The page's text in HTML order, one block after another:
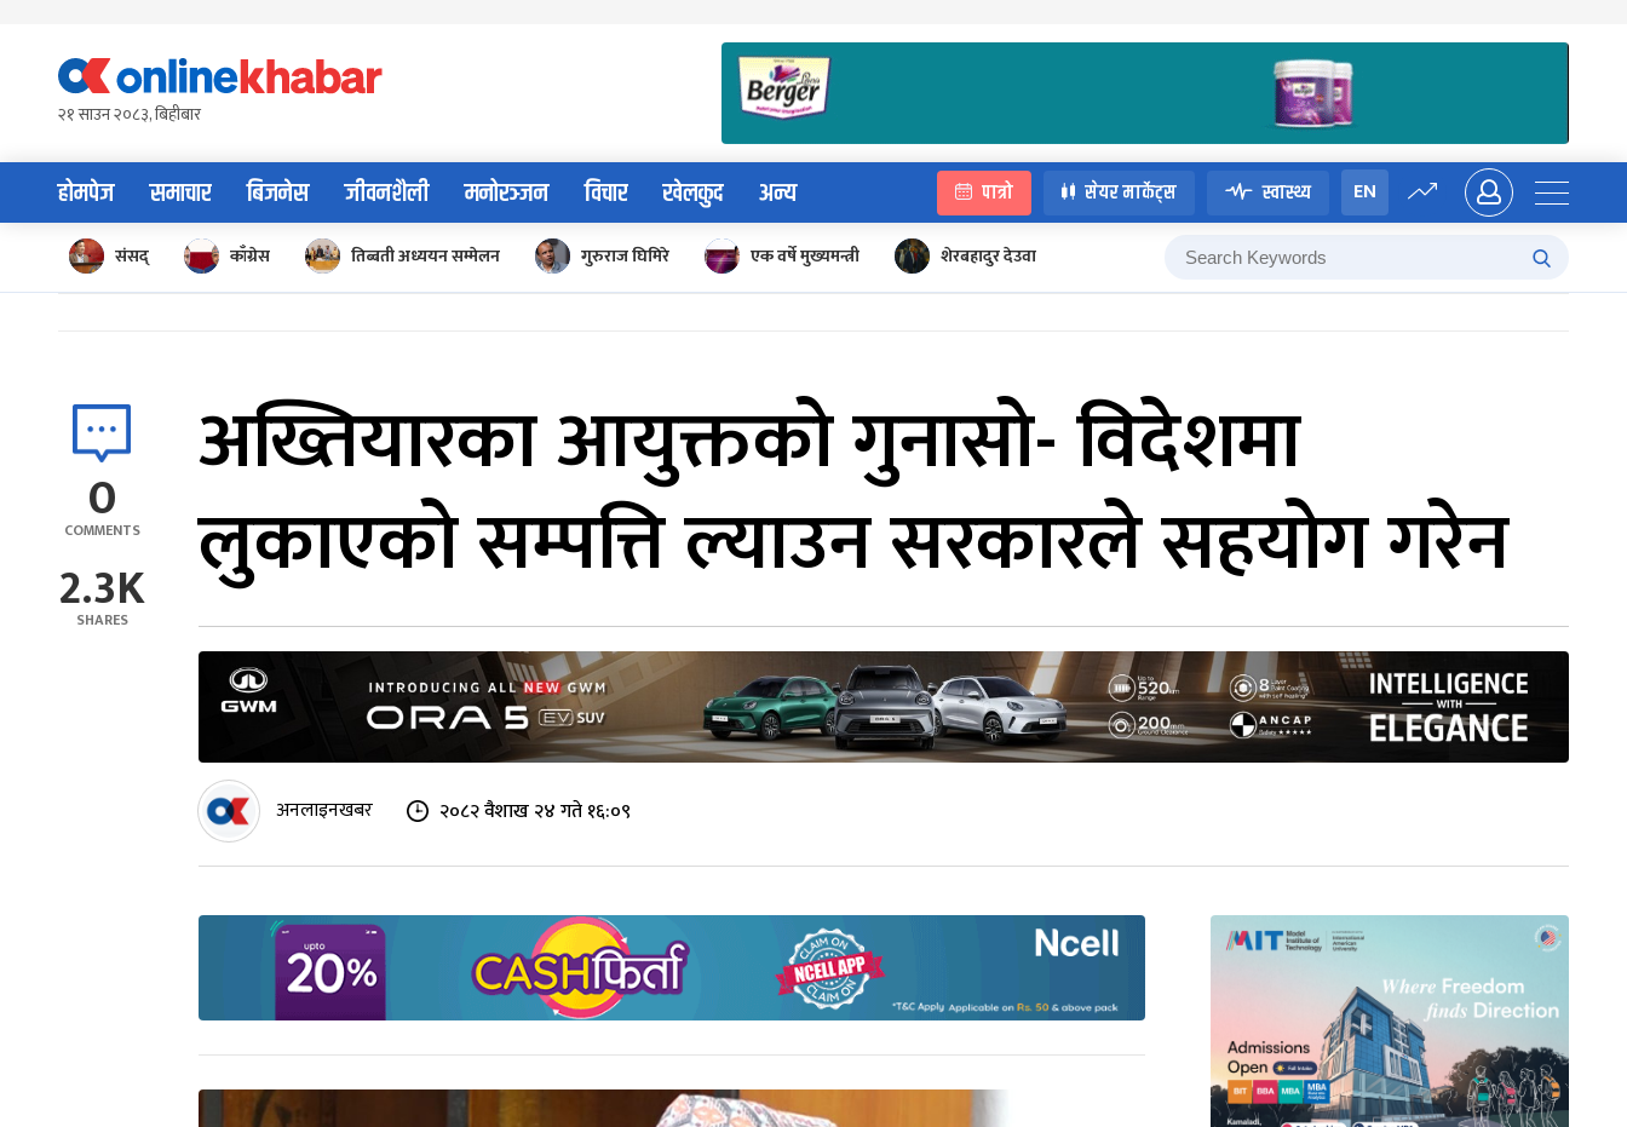
content२१ साउन २०८३, बिहीबार
होमपेज समाचार बिजनेस जीवनशैली मनोरञ्जन विचार खेलकुद अन्य पात्रो सेयर मार्केट्स स्वास्थ्य EN
संसद् काँग्रेस तिब्बती अध्ययन सम्मेलन गुरुराज घिमिरे एक वर्षे मुख्यमन्त्री शेरबहादुर देउवा
0
COMMENTS
2.3K
SHARES
अख्तियारका आयुक्तको गुनासो- विदेशमा
लुकाएको सम्पत्ति ल्याउन सरकारले सहयोग गरेन
अनलाइनखबर २०८२ वैशाख २४ गते १६:०९